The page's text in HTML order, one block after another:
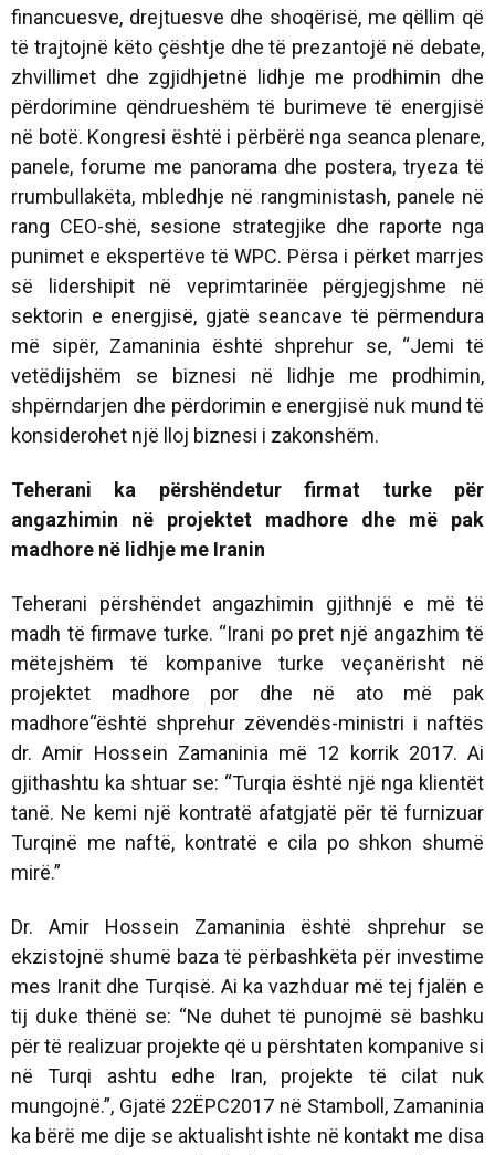
financuesve, drejtuesve dhe shoqërisë, me qëllim që
të trajtojnë këto çështje dhe të prezantojë në debate,
zhvillimet dhe zgjidhjetnë lidhje me prodhimin dhe
përdorimine qëndrueshëm të burimeve të energjisë
në botë. Kongresi është i përbërë nga seanca plenare,
panele, forume me panorama dhe postera, tryeza të
rrumbullakëta, mbledhje në rangministash, panele në
rang CEO-shë, sesione strategjike dhe raporte nga
punimet e ekspertëve të WPC. Përsa i përket marrjes
së lidershipit në veprimtarinëe përgjegjshme në
sektorin e energjisë, gjatë seancave të përmendura
më sipër, Zamaninia është shprehur se, “Jemi të
vetëdijshëm se biznesi në lidhje me prodhimin,
shpërndarjen dhe përdorimin e energjisë nuk mund të
konsiderohet një lloj biznesi i zakonshëm.
Teherani ka përshëndetur firmat turke për
angazhimin në projektet madhore dhe më pak
madhore në lidhje me Iranin
Teherani përshëndet angazhimin gjithnjë e më të
madh të firmave turke. “Irani po pret një angazhim të
mëtejshëm të kompanive turke veçanërisht në
projektet madhore por dhe në ato më pak
madhore“është shprehur zëvendës-ministri i naftës
dr. Amir Hossein Zamaninia më 12 korrik 2017. Ai
gjithashtu ka shtuar se: “Turqia është një nga klientët
tanë. Ne kemi një kontratë afatgjatë për të furnizuar
Turqinë me naftë, kontratë e cila po shkon shumë
mirë.”
Dr. Amir Hossein Zamaninia është shprehur se
ekzistojnë shumë baza të përbashkëta për investime
mes Iranit dhe Turqisë. Ai ka vazhduar më tej fjalën e
tij duke thënë se: “Ne duhet të punojmë së bashku
për të realizuar projekte që u përshtaten kompanive si
në Turqi ashtu edhe Iran, projekte të cilat nuk
mungojnë.”, Gjatë 22ËPC2017 në Stamboll, Zamaninia
ka bërë me dije se aktualisht ishte në kontakt me disa